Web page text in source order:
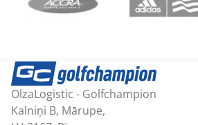
OlzaLogistic - Golfchampion
Kalniņi B, Mārupe,